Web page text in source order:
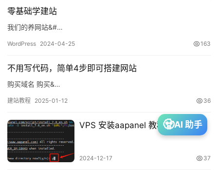
活
投
建
站
零基础学建站
我们的养网站&#…
WordPress 2024-04-25 163
不用写代码，简单4步即可搭建网站
购买域名 购买&…
建站教程 2025-01-12 36
VPS 安装aapanel 教程
2024-12-17 37
🧟AI 助手